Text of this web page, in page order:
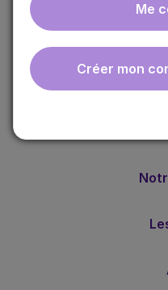
Me
Créer mon
ebmfrance est une
gratuite adaptée à la